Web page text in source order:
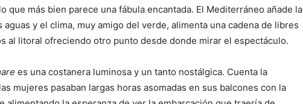
que más bien parece una fábula encantada. El Mediterráneo añade la
y el clima, muy amigo del verde, alimenta una cadena de libres
al litoral ofreciendo otro punto desde donde mirar el espectáculo.
es una costanera luminosa y un tanto nostálgica. Cuenta la
mujeres pasaban largas horas asomadas en sus balcones con la